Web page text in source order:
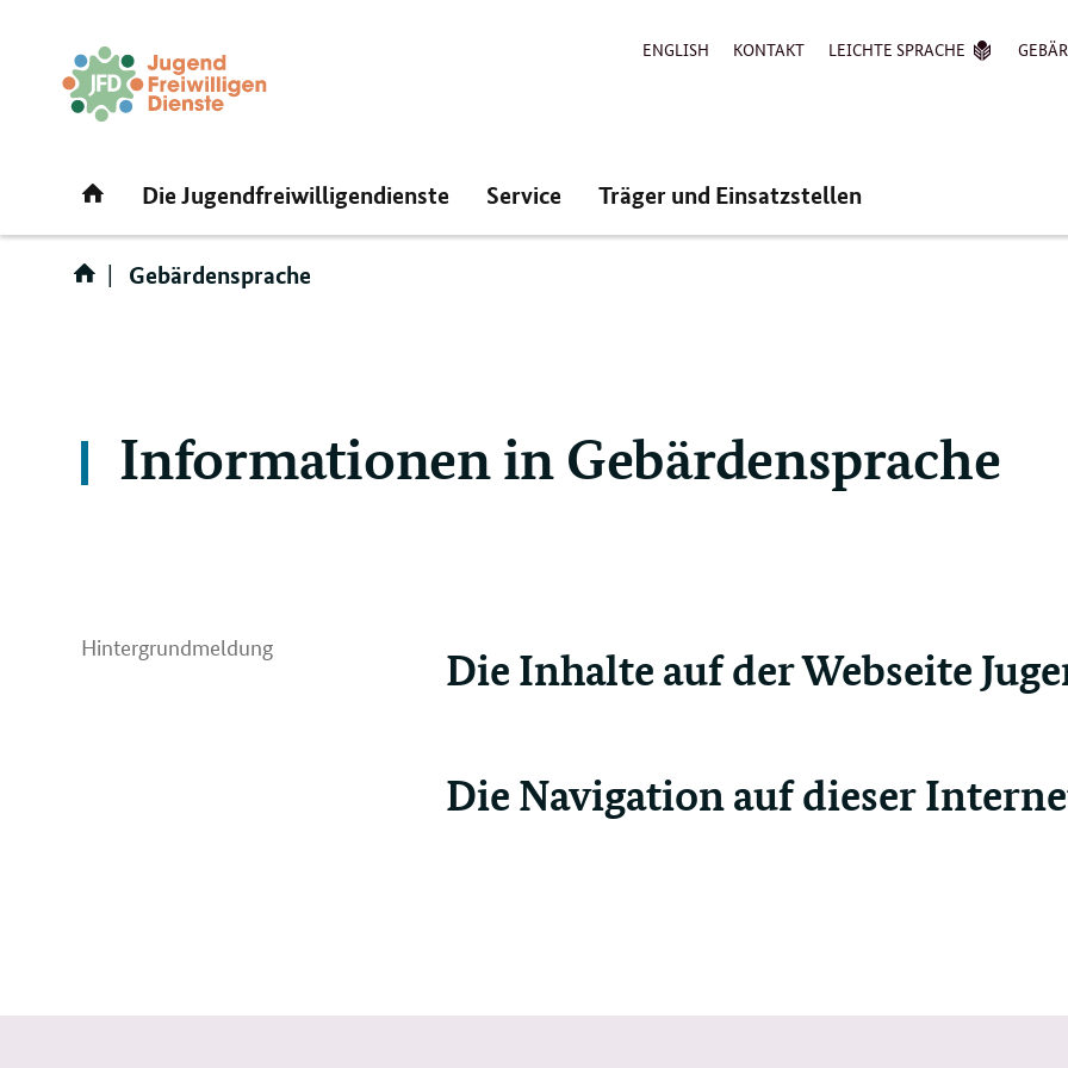
Direktlink:
ENGLISH KONTAKT LEICHTE SPRACHE
Startseite
Die Jugendfreiwilligendienste Service Träger und Einsatzstellen
Gebärdensprache
Informationen in Gebärdensprache
Hintergrundmeldung Die Inhalte auf der Webseite
Die Navigation auf dieser